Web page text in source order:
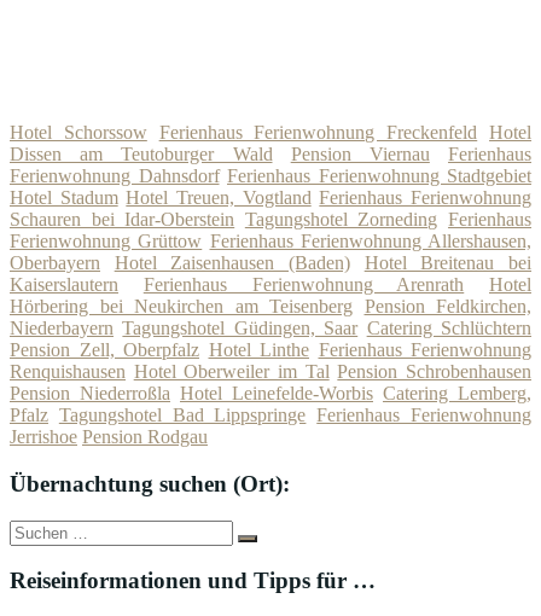
Hotel Schorssow Ferienhaus Ferienwohnung Freckenfeld
Hotel
Dissen am Teutoburger Wald
Pension Viernau
Ferienhaus
Ferienwohnung Dahnsdorf Ferienhaus Ferienwohnung Stadtgebiet
Hotel Stadum Hotel Treuen, Vogtland Ferienhaus Ferienwohnung
Schauren bei Idar-Oberstein Tagungshotel Zorneding Ferienhaus
Ferienwohnung Grüttow Ferienhaus Ferienwohnung Allershausen,
Oberbayern
Hotel Zaisenhausen (Baden)
Hotel Breitenau bei
Kaiserslautern
Ferienhaus Ferienwohnung Arenrath
Hotel
Hörbering bei Neukirchen am Teisenberg
Pension Feldkirchen,
Niederbayern Tagungshotel Güdingen, Saar Catering Schlüchtern
Pension Zell, Oberpfalz Hotel Linthe Ferienhaus Ferienwohnung
Renquishausen Hotel Oberweiler im Tal Pension Schrobenhausen
Pension Niederroßla Hotel Leinefelde-Worbis Catering Lemberg,
Pfalz Tagungshotel Bad Lippspringe Ferienhaus Ferienwohnung
Jerrishoe Pension Rodgau
Übernachtung suchen (Ort):
Suche
nach:
Suchen
Reiseinformationen und Tipps für …